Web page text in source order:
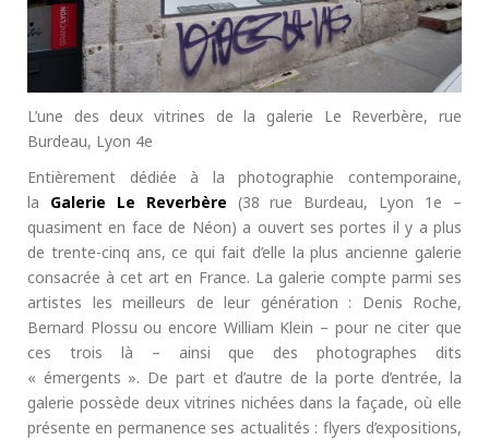
L’une des deux vitrines de la galerie Le Reverbère, rue
Burdeau, Lyon 4e
Entièrement dédiée à la photographie contemporaine,
la Galerie Le Reverbère (38 rue Burdeau, Lyon 1e –
quasiment en face de Néon) a ouvert ses portes il y a plus
de trente-cinq ans, ce qui fait d’elle la plus ancienne galerie
consacrée à cet art en France. La galerie compte parmi ses
artistes les meilleurs de leur génération : Denis Roche,
Bernard Plossu ou encore William Klein – pour ne citer que
ces trois là – ainsi que des photographes dits
« émergents ». De part et d’autre de la porte d’entrée, la
galerie possède deux vitrines nichées dans la façade, où elle
présente en permanence ses actualités : flyers d’expositions,